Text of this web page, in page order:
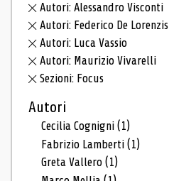
Autori: Alessandro Visconti
Autori: Federico De Lorenzis
Autori: Luca Vassio
Autori: Maurizio Vivarelli
Sezioni: Focus
Autori
Cecilia Cognigni(1)
Fabrizio Lamberti(1)
Greta Vallero(1)